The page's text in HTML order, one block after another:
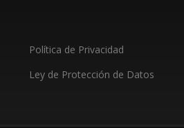
Política de Privacidad
Ley de Protección de Datos